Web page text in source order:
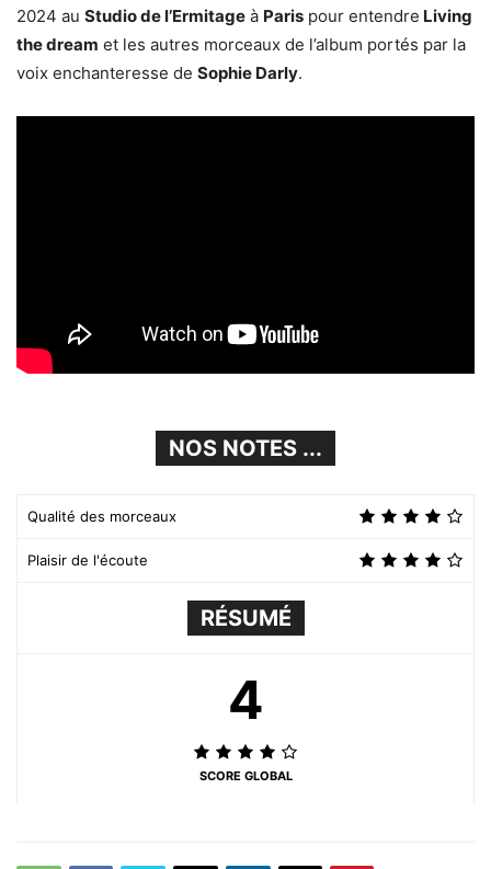
2024 au Studio de l’Ermitage à Paris pour entendre Living
the dream et les autres morceaux de l’album portés par la
voix enchanteresse de Sophie Darly.
NOS NOTES ...
Qualité des morceaux
Plaisir de l'écoute
RÉSUMÉ
4
SCORE GLOBAL